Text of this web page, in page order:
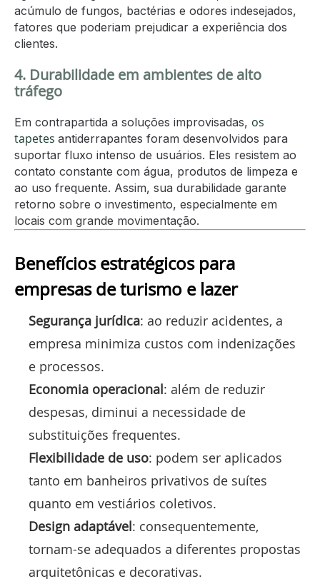
acúmulo de fungos, bactérias e odores indesejados,
fatores que poderiam prejudicar a experiência dos
clientes.
4. Durabilidade em ambientes de alto
tráfego
Em contrapartida a soluções improvisadas, os
tapetes antiderrapantes foram desenvolvidos para
suportar fluxo intenso de usuários. Eles resistem ao
contato constante com água, produtos de limpeza e
ao uso frequente. Assim, sua durabilidade garante
retorno sobre o investimento, especialmente em
locais com grande movimentação.
Benefícios estratégicos para
empresas de turismo e lazer
Segurança jurídica: ao reduzir acidentes, a
empresa minimiza custos com indenizações
e processos.
Economia operacional: além de reduzir
despesas, diminui a necessidade de
substituições frequentes.
Flexibilidade de uso: podem ser aplicados
tanto em banheiros privativos de suítes
quanto em vestiários coletivos.
Design adaptável: consequentemente,
tornam-se adequados a diferentes propostas
arquitetônicas e decorativas.